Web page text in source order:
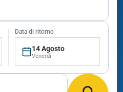
Data di ritorno
14 Agosto
Venerdì